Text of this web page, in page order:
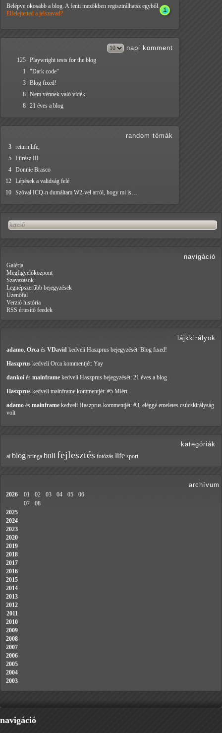
Belépve okosabb a blog. A fenti mezőkben regisztrálhatsz egyből.
Elfelejtetted a jelszavad?
napi komment
125 Playwright tests for the blog
1
"Dark code"
3 Blog fixed!
8 Nem vénnek való vidék
8 21 éves a blog
random témák
3 return life;
5 Fűrész III
4 Donnie Brasco
12 Lépések a validság felé
10 Szóval ICQ-n dumáltam W2-vel arról, hogy mi is…
navigáció
Galéria
Megfigyelőközpont
Szavazások
Legnépszerűbb bejegyzések
Üzenőfal
Verzió história
RSS értesítő feedek
lájkkirályok
adamo, Orca és VDavid kedveli Haszprus bejegyzését: Blog fixed!
Haszprus kedveli Orca kommentjét: Yay
dankoi és mainframe kedveli Haszprus bejegyzését: 21 éves a blog
Haszprus kedveli mainframe kommentjét: #5 Miért
adamo és mainframe kedveli Haszprus kommentjét: #3, eléggé emeletes csúcskirályság
volt
kategóriák
ai blog bringa buli fejlesztés fotózás life sport
archívum
2026 01 02 03 04 05
06
07
08
2025
2024
2023
2020
2019
2018
2017
2016
2015
2014
2013
2012
2011
2010
2009
2008
2007
2006
2005
2004
2003
navigáció